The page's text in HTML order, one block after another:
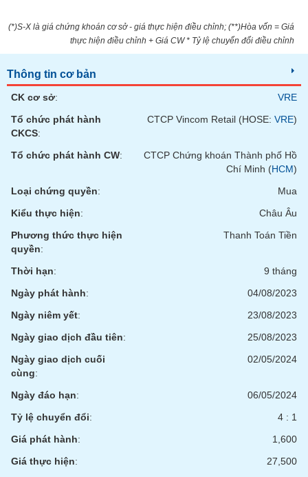
(*)S-X là giá chứng khoán cơ sở - giá thực hiện điều chỉnh; (**)Hòa vốn = Giá
thực hiện điều chỉnh + Giá CW * Tỷ lệ chuyển đổi điều chỉnh
Thông tin cơ bản
CK cơ sở:
VRE
Tổ chức phát hành
CKCS:
CTCP Vincom Retail (HOSE: VRE)
Tổ chức phát hành CW:
CTCP Chứng khoán Thành phố Hồ
Chí Minh (HCM)
Loại chứng quyền:
Mua
Kiểu thực hiện:
Châu Âu
Phương thức thực hiện
quyền:
Thanh Toán Tiền
Thời hạn:
9 tháng
Ngày phát hành:
04/08/2023
Ngày niêm yết:
23/08/2023
Ngày giao dịch đầu tiên:
25/08/2023
Ngày giao dịch cuối
cùng:
02/05/2024
Ngày đáo hạn:
06/05/2024
Tỷ lệ chuyển đổi:
4 : 1
Giá phát hành:
1,600
Giá thực hiện:
27,500
KHỎE
TÀI
CHÍNH
CÔNG
THÔNG
DỊCH
VỤ
THÔNG
TIỆN